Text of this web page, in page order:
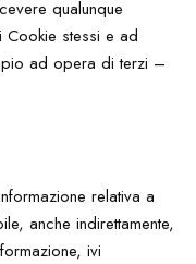
qualunque
Cookie stessi e ad
ad opera di terzi –
relativa a
anche indirettamente,
ivi